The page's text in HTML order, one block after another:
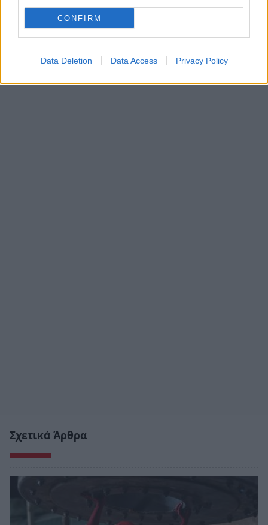
CONFIRM
Data Deletion Data Access Privacy Policy
Σχετικά Άρθρα